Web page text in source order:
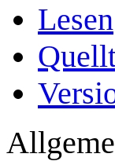
Lesen